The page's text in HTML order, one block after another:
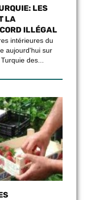
LES
LA
ILLÉGAL
intérieures du
aujourd'hui sur
des...